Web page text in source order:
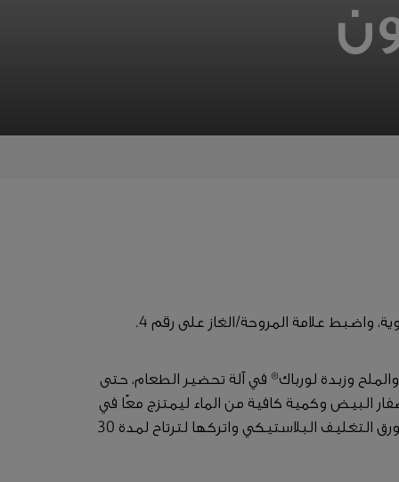
وزبدة لورباك® في آلة تحضير الطعام، حتى
البيض وكمية كافية من الماء ليمتزج معًا في
كرة سلسة دون العجن أكثر من اللازم. لفّها في ورق التغليف البلاستيكي واتركها لترتاح لمدة 30